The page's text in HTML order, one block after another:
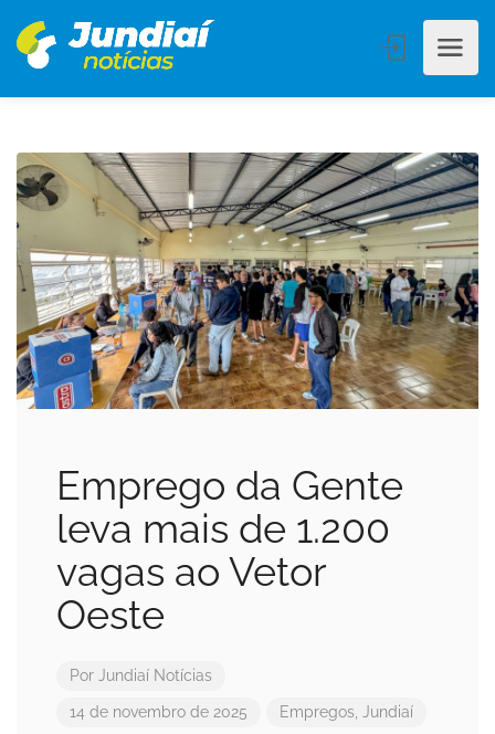
Emprego da Gente
leva mais de 1.200
vagas ao Vetor
Oeste
Por Jundiaí Notícias
14 de novembro de 2025 Empregos, Jundiaí